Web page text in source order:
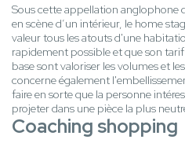
Sous cette appellation anglophone
en scène d’un intérieur, le home
valeur tous les atouts d'une
rapidement possible et que son
base sont valoriser les volumes et
concerne également
faire en sorte que la personne
projeter dans une pièce la plus
Coaching shopping